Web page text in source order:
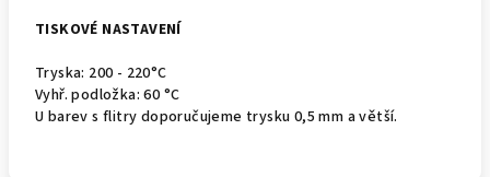
TISKOVÉ NASTAVENÍ
Tryska: 200 - 220°C
Vyhř. podložka: 60 °C
U barev s flitry doporučujeme trysku 0,5 mm a větší.